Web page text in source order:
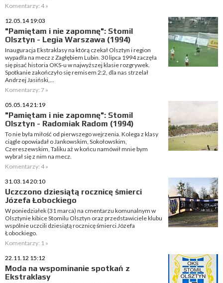
Komentarzy: 4 »
12.05.14 19:03
"Pamiętam i nie zapomnę": Stomil
Olsztyn - Legia Warszawa (1994)
Inauguracja Ekstraklasy na którą czekał Olsztyn i region
wypadła na mecz z Zagłębiem Lubin. 30 lipca 1994 zaczęła
się pisać historia OKS-u w najwyższej klasie rozgrywek.
Spotkanie zakończyło się remisem 2:2, dla nas strzelał
Andrzej Jasiński,...
Komentarzy: 7 »
05.05.14 21:19
"Pamiętam i nie zapomnę": Stomil
Olsztyn - Radomiak Radom (1994)
To nie była miłość od pierwszego wejrzenia. Kolega z klasy
ciągle opowiadał o Jankowskim, Sokołowskim,
Czereszewskim, Taliku aż w końcu namówił mnie bym
wybrał się z nim na mecz.
Komentarzy: 4 »
31.03.14 20:10
Uczczono dziesiątą rocznicę śmierci
Józefa Łobockiego
W poniedziałek (31 marca) na cmentarzu komunalnym w
Olsztynie kibice Stomilu Olsztyn oraz przedstawiciele klubu
wspólnie uczcili dziesiątą rocznicę śmierci Józefa
Łobockiego.
Komentarzy: 1 »
22.11.12 15:12
Moda na wspominanie spotkań z
Ekstraklasy